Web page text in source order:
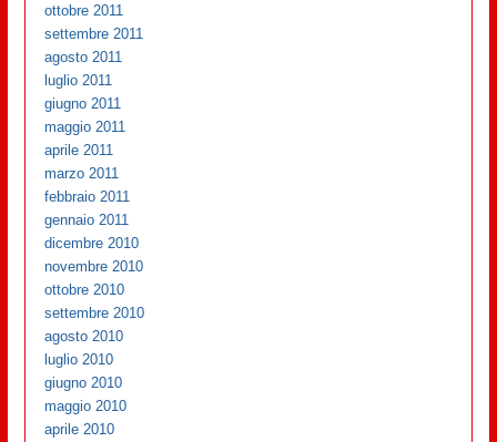
ottobre 2011
settembre 2011
agosto 2011
luglio 2011
giugno 2011
maggio 2011
aprile 2011
marzo 2011
febbraio 2011
gennaio 2011
dicembre 2010
novembre 2010
ottobre 2010
settembre 2010
agosto 2010
luglio 2010
giugno 2010
maggio 2010
aprile 2010